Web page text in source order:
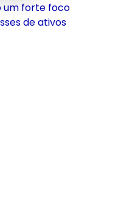
um forte foco
de ativos